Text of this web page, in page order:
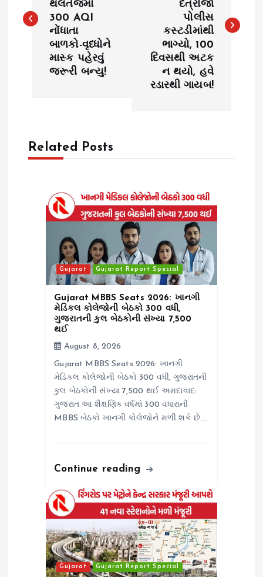
s
થલતેજમાં
300 AQI
નોંધાતા
બાળકો-વૃધ્ધોને
માસ્ક પહેરવું
જરૂરી બન્યુ!
દેત્રોજા
પોલીસ
કસ્ટડીમાંથી
ભાગ્યો, 100
દિવસથી અટક
ન થયો, હવે
રડારથી ગાયબ!
Related Posts
Gujarat Gujarat Report Special
Gujarat MBBS Seats 2026: ખાનગી
મેડિકલ કોલેજોની બેઠકો 300 વધી,
ગુજરાતની કુલ બેઠકોની સંખ્યા 7,500
થઈ
August 8, 2026
Gujarat MBBS Seats 2026: ખાનગી
મેડિકલ કોલેજોની બેઠકો 300 વધી, ગુજરાતની
કુલ બેઠકોની સંખ્યા 7,500 થઈ અમદાવાદ:
ગુજરાત આ શૈક્ષણિક વર્ષમાં 300 વધારાની
MBBS બેઠકો ખાનગી કોલેજોને મળી શકે છે.…
Continue reading
Gujarat Gujarat Report Special